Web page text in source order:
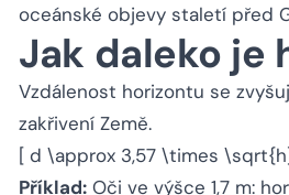
oceánské objevy staletí před
Jak daleko je
Vzdálenost horizontu se
zakřivení Země.
[ d \approx 3,57 \times
Příklad: Oči ve výšce 1,7 m: